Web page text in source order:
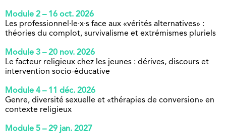
Module 2 – 16 oct. 2026
Les professionnel·le·x·s face aux «vérités alternatives» :
théories du complot, survivalisme et extrémismes pluriels
Module 3 – 20 nov. 2026
Le facteur religieux chez les jeunes : dérives, discours et
intervention socio-éducative
Module 4 – 11 déc. 2026
Genre, diversité sexuelle et «thérapies de conversion» en
contexte religieux
Module 5 – 29 jan. 2027